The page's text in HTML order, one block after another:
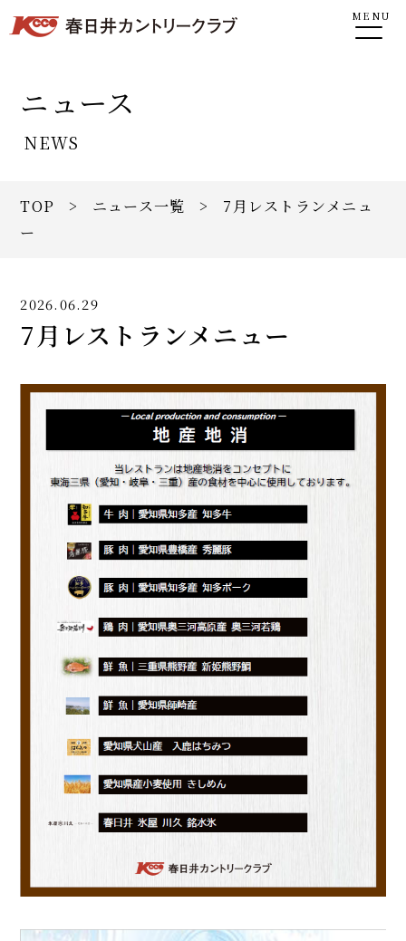
MENU
ニュース
NEWS
TOP > ニュース一覧 > 7月レストランメニュ
ー
2026.06.29
7月レストランメニュー